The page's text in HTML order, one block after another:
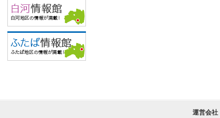
運営会